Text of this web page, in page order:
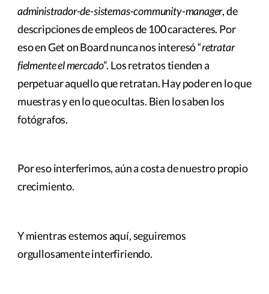
administrador-de-sistemas-community-manager, de
descripciones de empleos de 100 caracteres. Por
eso en Get on Board nunca nos interesó “retratar
fielmente el mercado”. Los retratos tienden a
perpetuar aquello que retratan. Hay poder en lo que
muestras y en lo que ocultas. Bien lo saben los
fotógrafos.
Por eso interferimos, aún a costa de nuestro propio
crecimiento.
Y mientras estemos aquí, seguiremos
orgullosamente interfiriendo.